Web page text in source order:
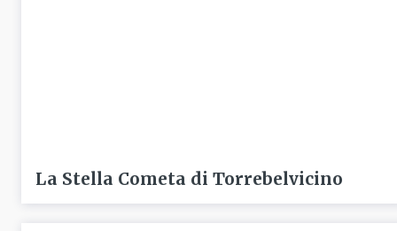
La Stella Cometa di Torrebelvicino